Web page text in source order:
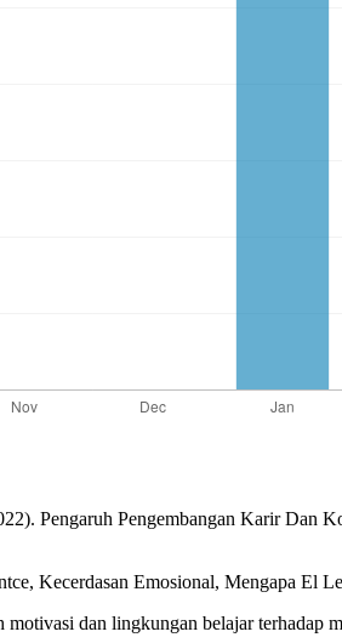
Pengaruh Pengembangan Karir Dan
Kecerdasan Emosional, Mengapa El
dan lingkungan belajar terhadap